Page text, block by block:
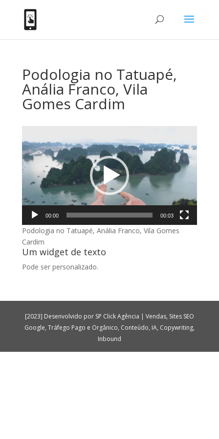
Podologia no Tatuapé,
Anália Franco, Vila
Gomes Cardim
de
vídeo
00:00 00:03
Podologia no Tatuapé, Anália Franco, Vila Gomes
Cardim
Um widget de texto
Pode ser personalizado.
[2023] Desenvolvido por SP Click Agência | Vendas, Sites SEO
Google, Tráfego Pago e Orgânico, Conteúdo, IA, Copywriting,
Inbound